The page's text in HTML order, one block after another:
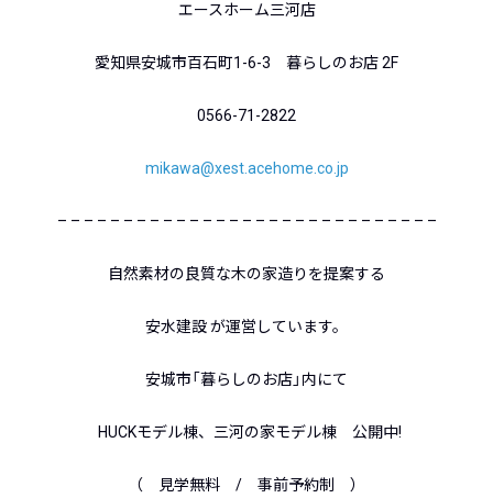
エースホーム三河店
愛知県安城市百石町1-6-3 暮らしのお店 2F
0566-71-2822
mikawa@xest.acehome.co.jp
– – – – – – – – – – – – – – – – – – – – – – – – – – – – –
自然素材の良質な木の家造りを提案する
安水建設 が運営しています。
安城市「暮らしのお店」内にて
HUCKモデル棟、三河の家モデル棟 公開中!
（ 見学無料 / 事前予約制 ）